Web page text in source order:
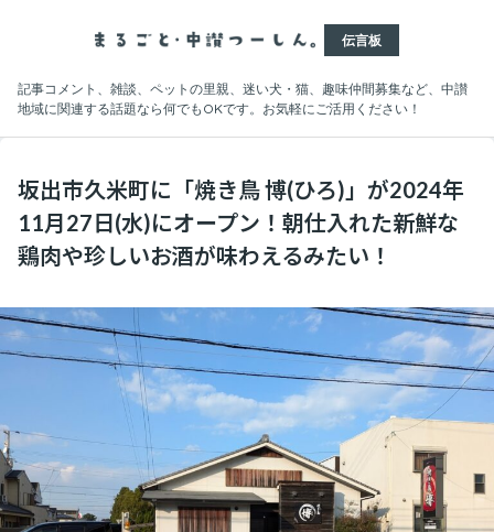
伝言板
記事コメント、雑談、ペットの里親、迷い犬・猫、趣味仲間募集など、中讃
地域に関連する話題なら何でもOKです。お気軽にご活用ください！
坂出市久米町に「焼き鳥 博(ひろ)」が2024年
11月27日(水)にオープン！朝仕入れた新鮮な
鶏肉や珍しいお酒が味わえるみたい！